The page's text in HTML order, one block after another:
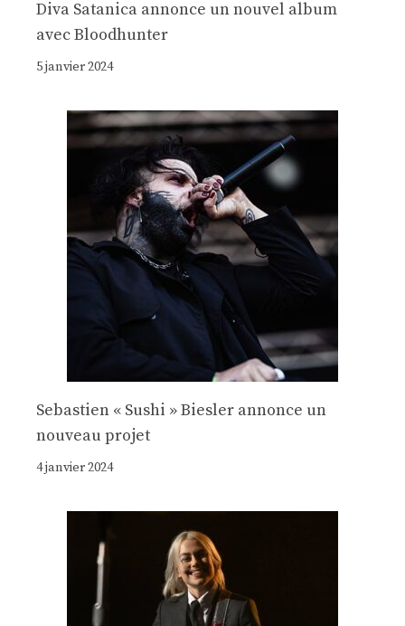
Diva Satanica annonce un nouvel album
avec Bloodhunter
5 janvier 2024
Sebastien « Sushi » Biesler annonce un
nouveau projet
4 janvier 2024